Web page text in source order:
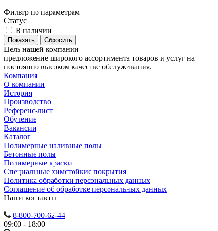
Фильтр по параметрам
Статус
В наличии
Сбросить
Цель нашей компании —
предложение широкого ассортимента товаров и услуг на
постоянно высоком качестве обслуживания.
Компания
О компании
История
Производство
Референс-лист
Обучение
Вакансии
Каталог
Полимерные наливные полы
Бетонные полы
Полимерные краски
Специальные химстойкие покрытия
Политика обработки персональных данных
Cоглашение об обработке персональных данных
Наши контакты
8-800-700-62-44
09:00 - 18:00